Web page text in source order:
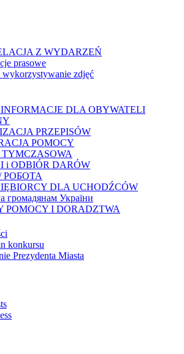
Z WYDARZEŃ
prasowe
wykorzystywanie zdjęć
DLA OBYWATELI
PRZEPISÓW
POMOCY
i ODBIÓR DARÓW
РОБОТА
DLA UCHODŹCÓW
громадянам України
POMOCY I DORADZTWA
konkursu
Prezydenta Miasta